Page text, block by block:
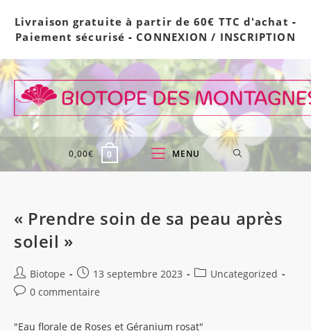
content
Livraison gratuite à partir de 60€ TTC d'achat -
Paiement sécurisé - CONNEXION / INSCRIPTION
0,00€ 0 MENU
« Prendre soin de sa peau après
soleil »
Auteur/autrice
de
Biotope
Publication
publiée :
13 septembre 2023
PostUncategorized
Commentaires
la
0 commentaire
"Eau florale de Roses et Géranium rosat"